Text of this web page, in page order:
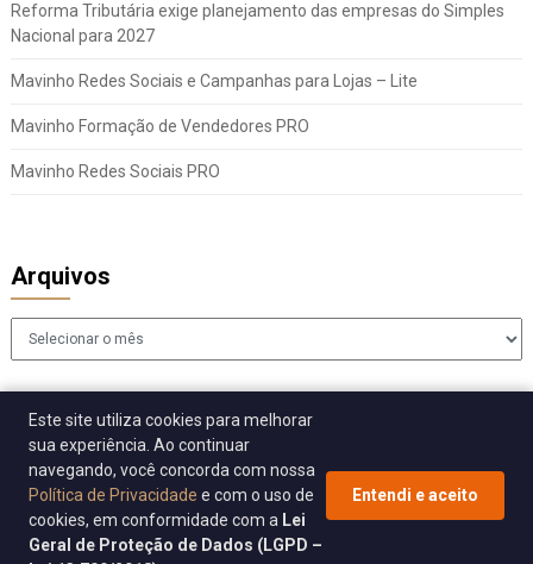
Reforma Tributária exige planejamento das empresas do Simples
Nacional para 2027
Mavinho Redes Sociais e Campanhas para Lojas – Lite
Mavinho Formação de Vendedores PRO
Mavinho Redes Sociais PRO
Arquivos
Arquivos
© 2026 Sincomavi Alerta| WordPress Theme bySuperb WordPress
Themes
Este site utiliza cookies para melhorar
sua experiência. Ao continuar
navegando, você concorda com nossa
Política de Privacidade e com o uso de
cookies, em conformidade com a Lei
Geral de Proteção de Dados (LGPD –
Entendi e aceito